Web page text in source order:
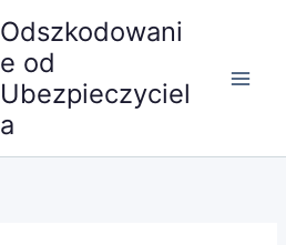
Odszkodowani
e od
Ubezpieczyciel
a